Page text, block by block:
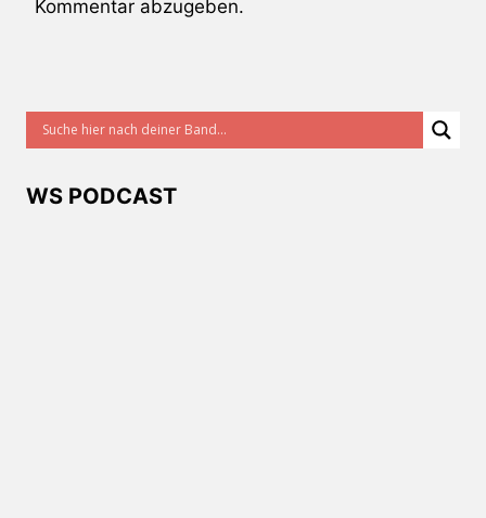
Kommentar abzugeben.
WS PODCAST